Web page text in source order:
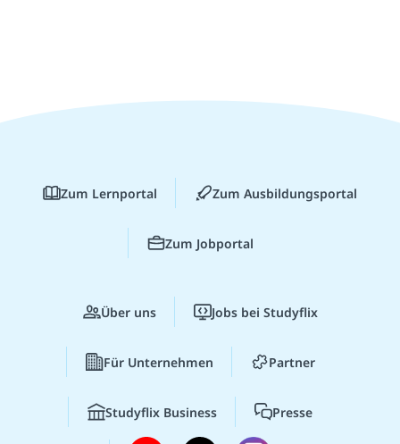
Zum Lernportal Zum Ausbildungsportal
Zum Jobportal
Über uns Jobs bei Studyflix
Für Unternehmen Partner
Studyflix Business Presse